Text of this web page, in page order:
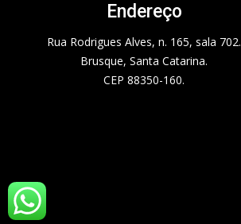
Endereço
Rua Rodrigues Alves, n. 165, sala 702.
Brusque, Santa Catarina.
CEP 88350-160.